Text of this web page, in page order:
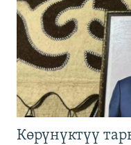
Көрүнүктүү